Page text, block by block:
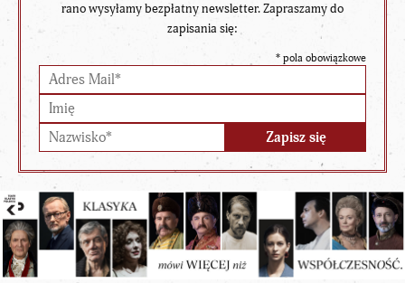
rano wysyłamy bezpłatny newsletter. Zapraszamy do
zapisania się:
* pola obowiązkowe